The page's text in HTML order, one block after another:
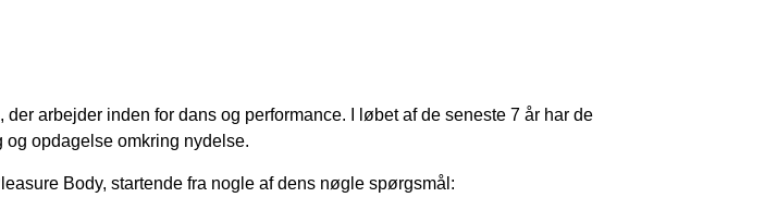
arbejder inden for dans og performance. I løbet af de seneste 7 år har de
og opdagelse omkring nydelse.
Body, startende fra nogle af dens nøgle spørgsmål: